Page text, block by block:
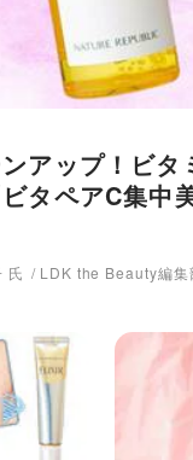
アップ！ビタ
タペアC集中
氏 LDK the Beauty編集